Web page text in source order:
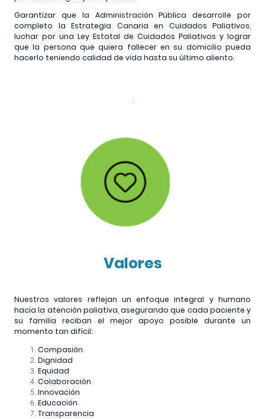
Garantizar que la Administración Pública desarrolle por
completo la Estrategia Canaria en Cuidados Paliativos,
luchar por una Ley Estatal de Cuidados Paliativos y lograr
que la persona que quiera fallecer en su domicilio pueda
hacerlo teniendo calidad de vida hasta su último aliento.
.
Valores
Nuestros valores reflejan un enfoque integral y humano
hacia la atención paliativa, asegurando que cada paciente y
su familia reciban el mejor apoyo posible durante un
momento tan difícil:
Compasión
Dignidad
Equidad
Colaboración
Innovación
Educación
Transparencia